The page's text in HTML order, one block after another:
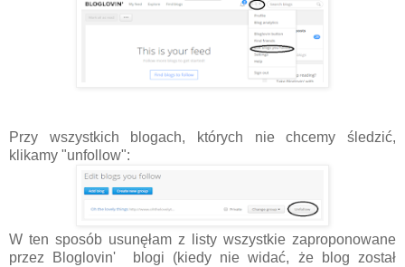
Przy wszystkich blogach, których nie chcemy śledzić,
klikamy "unfollow":
W ten sposób usunęłam z listy wszystkie zaproponowane
przez Bloglovin' blogi (kiedy nie widać, że blog został